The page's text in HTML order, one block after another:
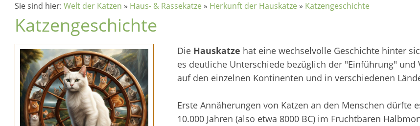
Sie sind hier: Welt der Katzen » Haus- & Rassekatze » Herkunft der Hauskatze » Katzengeschichte
Katzengeschichte
Die Hauskatze hat eine wechselvolle Geschichte hinter
es deutliche Unterschiede bezüglich der "Einführung" und
auf den einzelnen Kontinenten und in verschiedenen
Erste Annäherungen von Katzen an den Menschen dürfte
10.000 Jahren (also etwa 8000 BC) im Fruchtbaren